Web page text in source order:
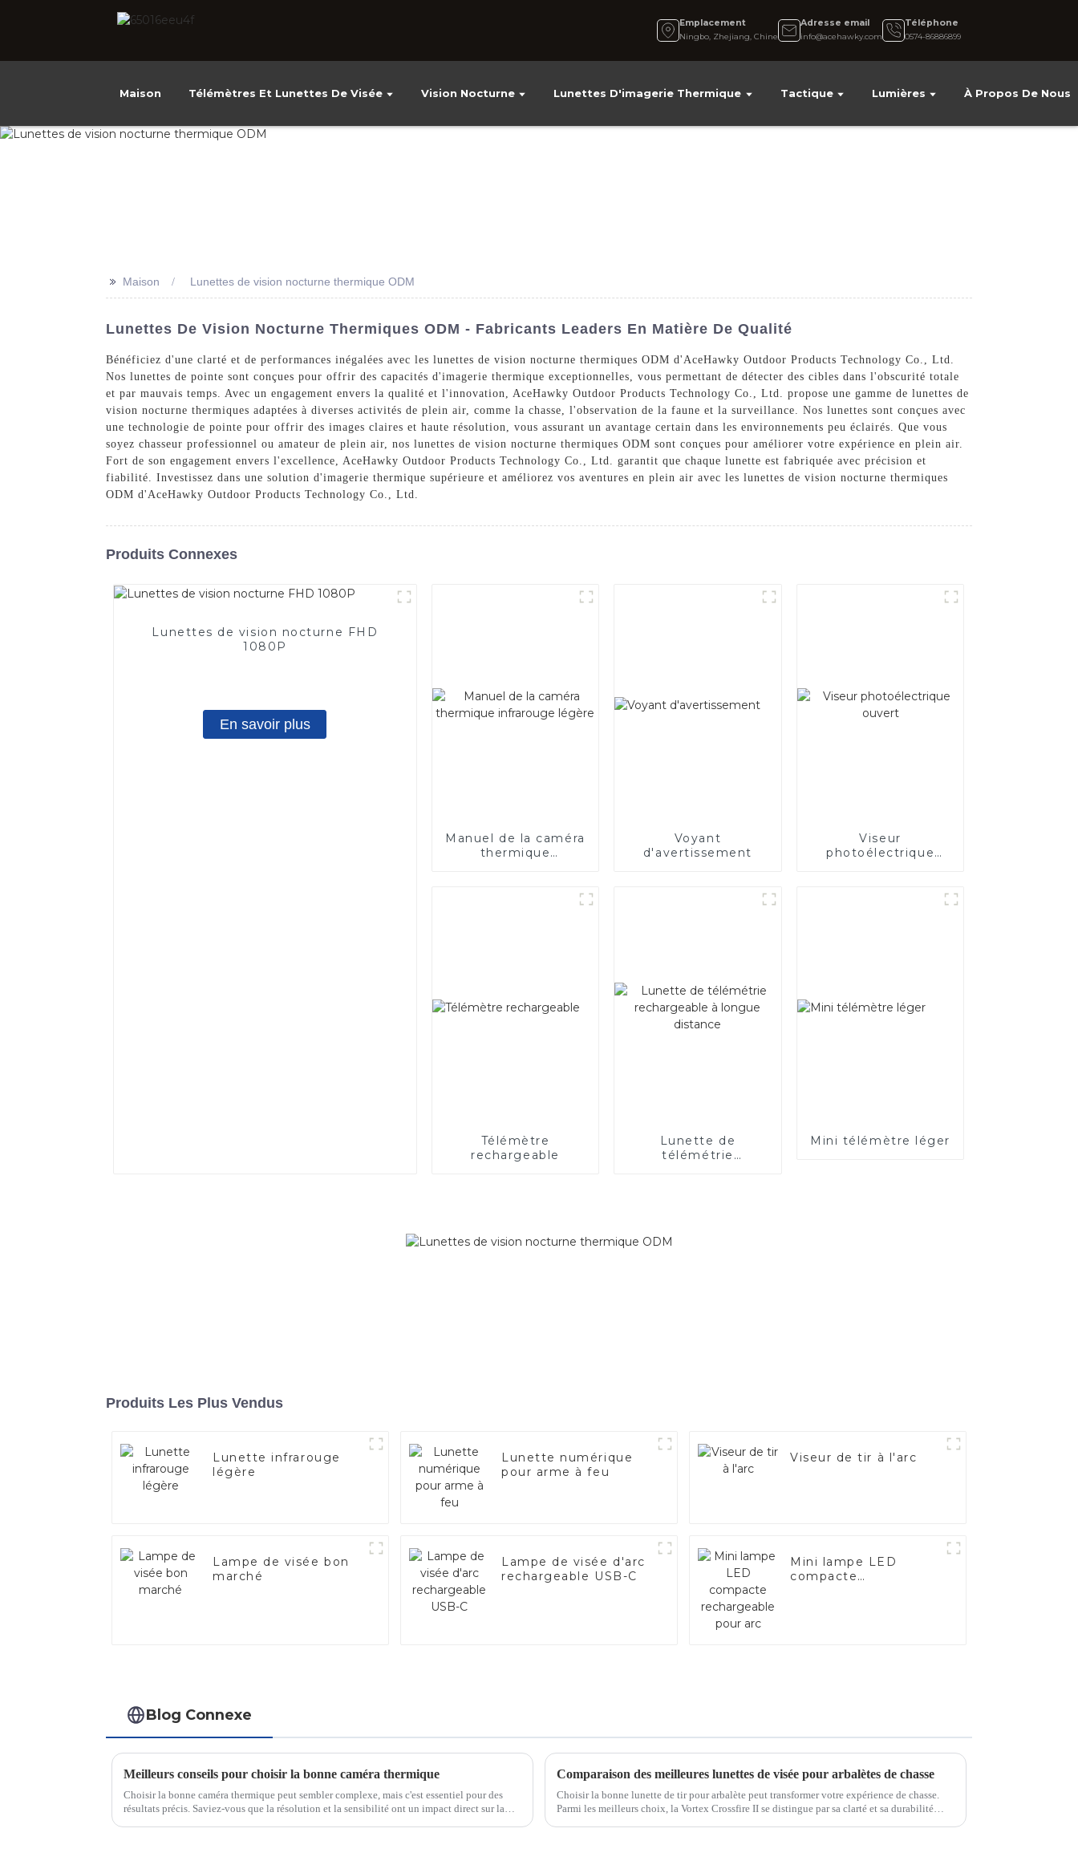
Emplacement
Ningbo, Zhejiang, Chine
Adresse email
info@acehawky.com
Téléphone
0574-86886899
Maison Télémètres Et Lunettes De Visée Vision Nocturne Lunettes D'imagerie Thermique Tactique Lumières À Propos De Nous
>> Maison Lunettes de vision nocturne thermique ODM
Lunettes De Vision Nocturne Thermiques ODM - Fabricants Leaders En Matière De Qualité
Bénéficiez d'une clarté et de performances inégalées avec les lunettes de vision nocturne thermiques ODM d'AceHawky Outdoor Products Technology Co., Ltd.
Nos lunettes de pointe sont conçues pour offrir des capacités d'imagerie thermique exceptionnelles, vous permettant de détecter des cibles dans l'obscurité totale
et par mauvais temps. Avec un engagement envers la qualité et l'innovation, AceHawky Outdoor Products Technology Co., Ltd. propose une gamme de lunettes de
vision nocturne thermiques adaptées à diverses activités de plein air, comme la chasse, l'observation de la faune et la surveillance. Nos lunettes sont conçues avec
une technologie de pointe pour offrir des images claires et haute résolution, vous assurant un avantage certain dans les environnements peu éclairés. Que vous
soyez chasseur professionnel ou amateur de plein air, nos lunettes de vision nocturne thermiques ODM sont conçues pour améliorer votre expérience en plein air.
Fort de son engagement envers l'excellence, AceHawky Outdoor Products Technology Co., Ltd. garantit que chaque lunette est fabriquée avec précision et
fiabilité. Investissez dans une solution d'imagerie thermique supérieure et améliorez vos aventures en plein air avec les lunettes de vision nocturne thermiques
ODM d'AceHawky Outdoor Products Technology Co., Ltd.
Produits Connexes
Lunettes de vision nocturne FHD
1080P
En savoir plus
Manuel de la caméra
thermique
Voyant
d'avertissement
Viseur
photoélectrique
Télémètre
rechargeable
Lunette de
télémétrie
Mini télémètre léger
Produits Les Plus Vendus
Lunette infrarouge
légère
Lunette numérique
pour arme à feu
Viseur de tir à l'arc
Lampe de visée bon
marché
Lampe de visée d'arc
rechargeable USB-C
Mini lampe LED
compacte
Blog Connexe
Meilleurs conseils pour choisir la bonne caméra thermique
Choisir la bonne caméra thermique peut sembler complexe, mais c'est essentiel pour des
résultats précis. Saviez-vous que la résolution et la sensibilité ont un impact direct sur la
Comparaison des meilleures lunettes de visée pour arbalètes de chasse
Choisir la bonne lunette de tir pour arbalète peut transformer votre expérience de chasse.
Parmi les meilleurs choix, la Vortex Crossfire II se distingue par sa clarté et sa durabilité